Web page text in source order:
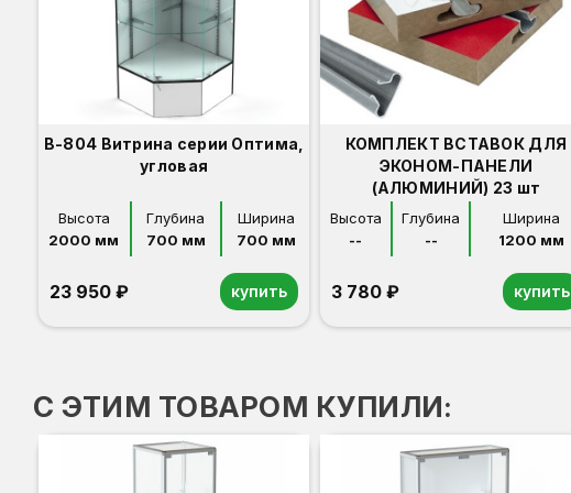
В-804 Витрина серии Оптима,
угловая
Высота
2000 мм
Глубина
700 мм
Ширина
700 мм
23 950 ₽ купить
КОМПЛЕКТ ВСТАВОК ДЛЯ
ЭКОНОМ-ПАНЕЛИ
(АЛЮМИНИЙ) 23 шт
Высота
--
Глубина
--
Ширина
1200 мм
3 780 ₽ купить
С ЭТИМ ТОВАРОМ КУПИЛИ: